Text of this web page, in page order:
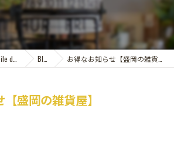
Blog お得なお知らせ【盛岡の雑貨屋】
盛岡の雑貨屋】